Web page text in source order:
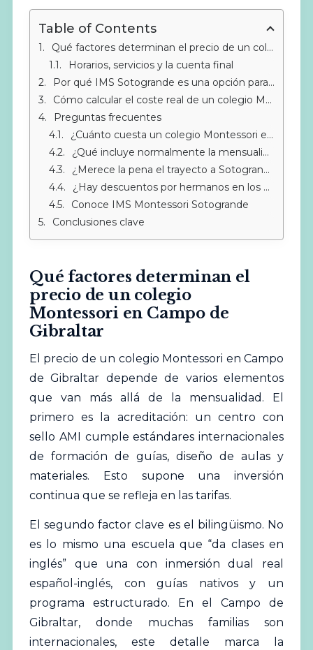
Table of Contents
Qué factores determinan el precio de un colegio Montessori en Campo de Gibraltar
Horarios, servicios y la cuenta final
Por qué IMS Sotogrande es una opción para familias de Campo de Gibraltar
Cómo calcular el coste real de un colegio Montessori
Preguntas frecuentes
¿Cuánto cuesta un colegio Montessori en Campo de Gibraltar?
¿Qué incluye normalmente la mensualidad de un colegio Montessori?
¿Merece la pena el trayecto a Sotogrande si vivo en Algeciras o Gibraltar?
¿Hay descuentos por hermanos en los colegios Montessori?
Conoce IMS Montessori Sotogrande
Conclusiones clave
Qué factores determinan el
precio de un colegio
Montessori en Campo de
Gibraltar
El precio de un colegio Montessori en Campo
de Gibraltar depende de varios elementos
que van más allá de la mensualidad. El
primero es la acreditación: un centro con
sello AMI cumple estándares internacionales
de formación de guías, diseño de aulas y
materiales. Esto supone una inversión
continua que se refleja en las tarifas.
El segundo factor clave es el bilingüismo. No
es lo mismo una escuela que “da clases en
inglés” que una con inmersión dual real
español-inglés, con guías nativos y un
programa estructurado. En el Campo de
Gibraltar, donde muchas familias son
internacionales, este detalle marca la